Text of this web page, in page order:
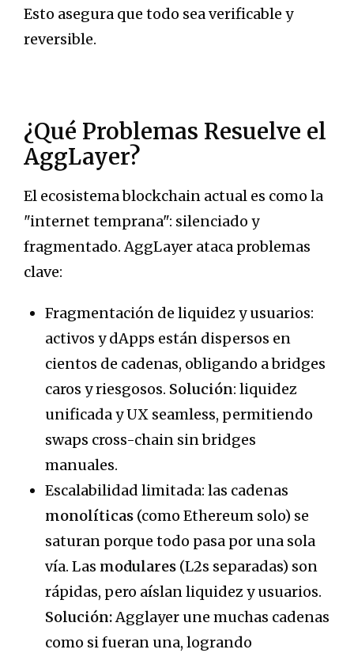
Esto asegura que todo sea verificable y
reversible.
¿Qué Problemas Resuelve el
AggLayer?
El ecosistema blockchain actual es como la
"internet temprana": silenciado y
fragmentado. AggLayer ataca problemas
clave:
Fragmentación de liquidez y usuarios:
activos y dApps están dispersos en
cientos de cadenas, obligando a bridges
caros y riesgosos. Solución: liquidez
unificada y UX seamless, permitiendo
swaps cross-chain sin bridges
manuales.
Escalabilidad limitada: las cadenas
monolíticas (como Ethereum solo) se
saturan porque todo pasa por una sola
vía. Las modulares (L2s separadas) son
rápidas, pero aíslan liquidez y usuarios.
Solución:Agglayer une muchas cadenas
como si fueran una, logrando